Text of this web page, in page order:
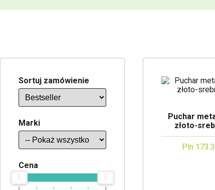
Sortuj zamówienie
Marki
Cena
Puchar
złoto-
Pln